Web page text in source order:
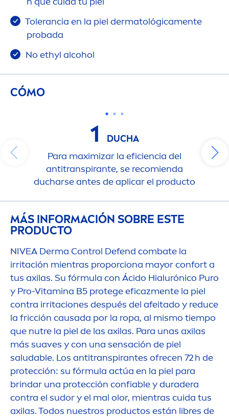
Tolerancia en la piel dermatológicamente
probada
No ethyl alcohol
CÓMO
1
DUCHA
Para maximizar la eficiencia del
antitranspirante, se recomienda
ducharse antes de aplicar el producto
MÁS INFORMACIÓN SOBRE ESTE
PRODUCTO
NIVEA Derma Control Defend combate la
irritación mientras proporciona mayor confort a
tus axilas. Su fórmula con Ácido Hialurónico Puro
y Pro-Vitamina B5 protege eficazmente la piel
contra irritaciones después del afeitado y reduce
la fricción causada por la ropa, al mismo tiempo
que nutre la piel de las axilas. Para unas axilas
más suaves y con una sensación de piel
saludable. Los antitranspirantes ofrecen 72 h de
protección: su fórmula actúa en la piel para
brindar una protección confiable y duradera
contra el sudor y el mal olor, mientras cuida tus
axilas. Todos nuestros productos están libres de